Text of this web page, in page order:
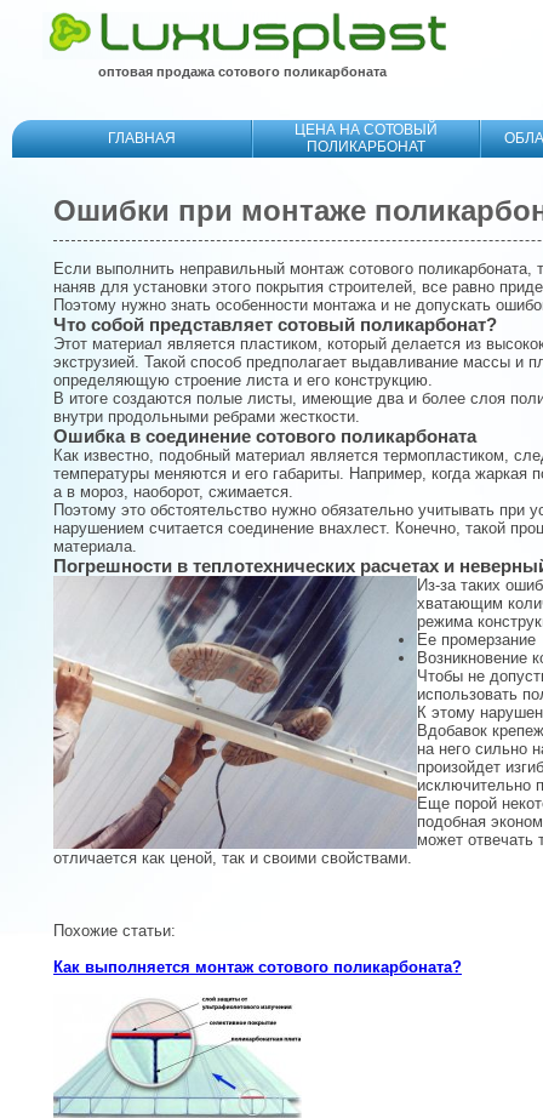
оптовая продажа сотового поликарбоната
ГЛАВНАЯ
ЦЕНА НА СОТОВЫЙ
ПОЛИКАРБОНАТ
Ошибки при монтаже
Если выполнить неправильный монтаж сотового поликарбоната,
наняв для установки этого покрытия строителей, все равно
Поэтому нужно знать особенности монтажа и не допускать
Что собой представляет сотовый поликарбонат?
Этот материал является пластиком, который делается из
экструзией. Такой способ предполагает выдавливание массы и
определяющую строение листа и его конструкцию.
В итоге создаются полые листы, имеющие два и более слоя
внутри продольными ребрами жесткости.
Ошибка в соединение сотового поликарбоната
Как известно, подобный материал является термопластиком,
температуры меняются и его габариты. Например, когда жаркая
а в мороз, наоборот, сжимается.
Поэтому это обстоятельство нужно обязательно учитывать
нарушением считается соединение внахлест. Конечно, такой
материала.
Погрешности в теплотехнических расчетах и
Из-за таких
хватающим
режима
Ее промерзание
Возникновение
Чтобы не
использовать
К этому
Вдобавок
на него сильно
произойдет
исключительно
Еще порой
подобная
может отвечать
отличается как ценой, так и своими свойствами.
Похожие статьи:
Как выполняется монтаж сотового поликарбоната?